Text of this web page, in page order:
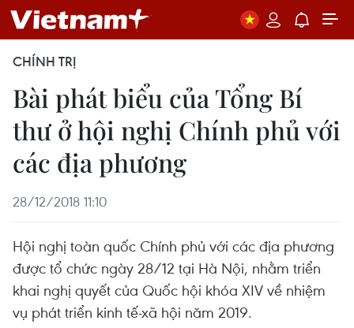
CHÍNH TRỊ
Bài phát biểu của Tổng Bí
thư ở hội nghị Chính phủ với
các địa phương
28/12/2018 11:10
Hội nghị toàn quốc Chính phủ với các địa phương
được tổ chức ngày 28/12 tại Hà Nội, nhằm triển
khai nghị quyết của Quốc hội khóa XIV về nhiệm
vụ phát triển kinh tế-xã hội năm 2019.